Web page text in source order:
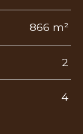
866 m²
2
4